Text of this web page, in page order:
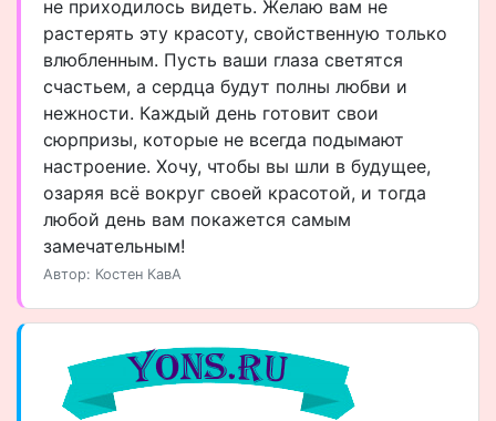
не приходилось видеть. Желаю вам не
растерять эту красоту, свойственную только
влюбленным. Пусть ваши глаза светятся
счастьем, а сердца будут полны любви и
нежности. Каждый день готовит свои
сюрпризы, которые не всегда подымают
настроение. Хочу, чтобы вы шли в будущее,
озаряя всё вокруг своей красотой, и тогда
любой день вам покажется самым
замечательным!
Автор: Костен КавА